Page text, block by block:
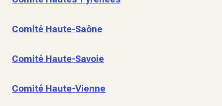
Comité Haute-Saône
Comité Haute-Savoie
Comité Haute-Vienne